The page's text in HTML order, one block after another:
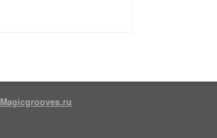
Magicgrooves.ru